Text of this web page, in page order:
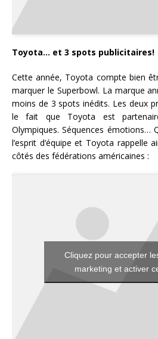
Toyota… et 3 spots publicitaires!
Cette année, Toyota compte bien
marquer le Superbowl. La marque
moins de 3 spots inédits. Les deux
le fait que Toyota est
Olympiques. Séquences émotions…
l’esprit d’équipe et Toyota rappelle
côtés des fédérations américaines :
Cliquez pour accepter
marketing et activer